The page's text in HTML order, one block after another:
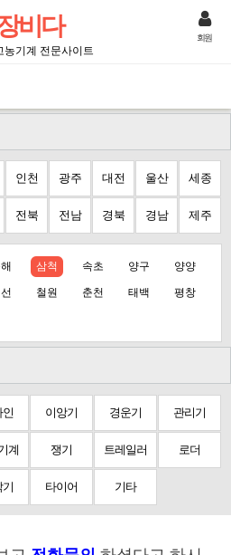
비다
농기계 전문사이트
회원
인천 광주 대전 울산 세종
전북 전남 경북 경남 제주
삼척 속초 양구 양양
철원 춘천 태백 평창
인 이앙기 경운기 관리기
계 쟁기 트레일러 로더
기 타이어 기타